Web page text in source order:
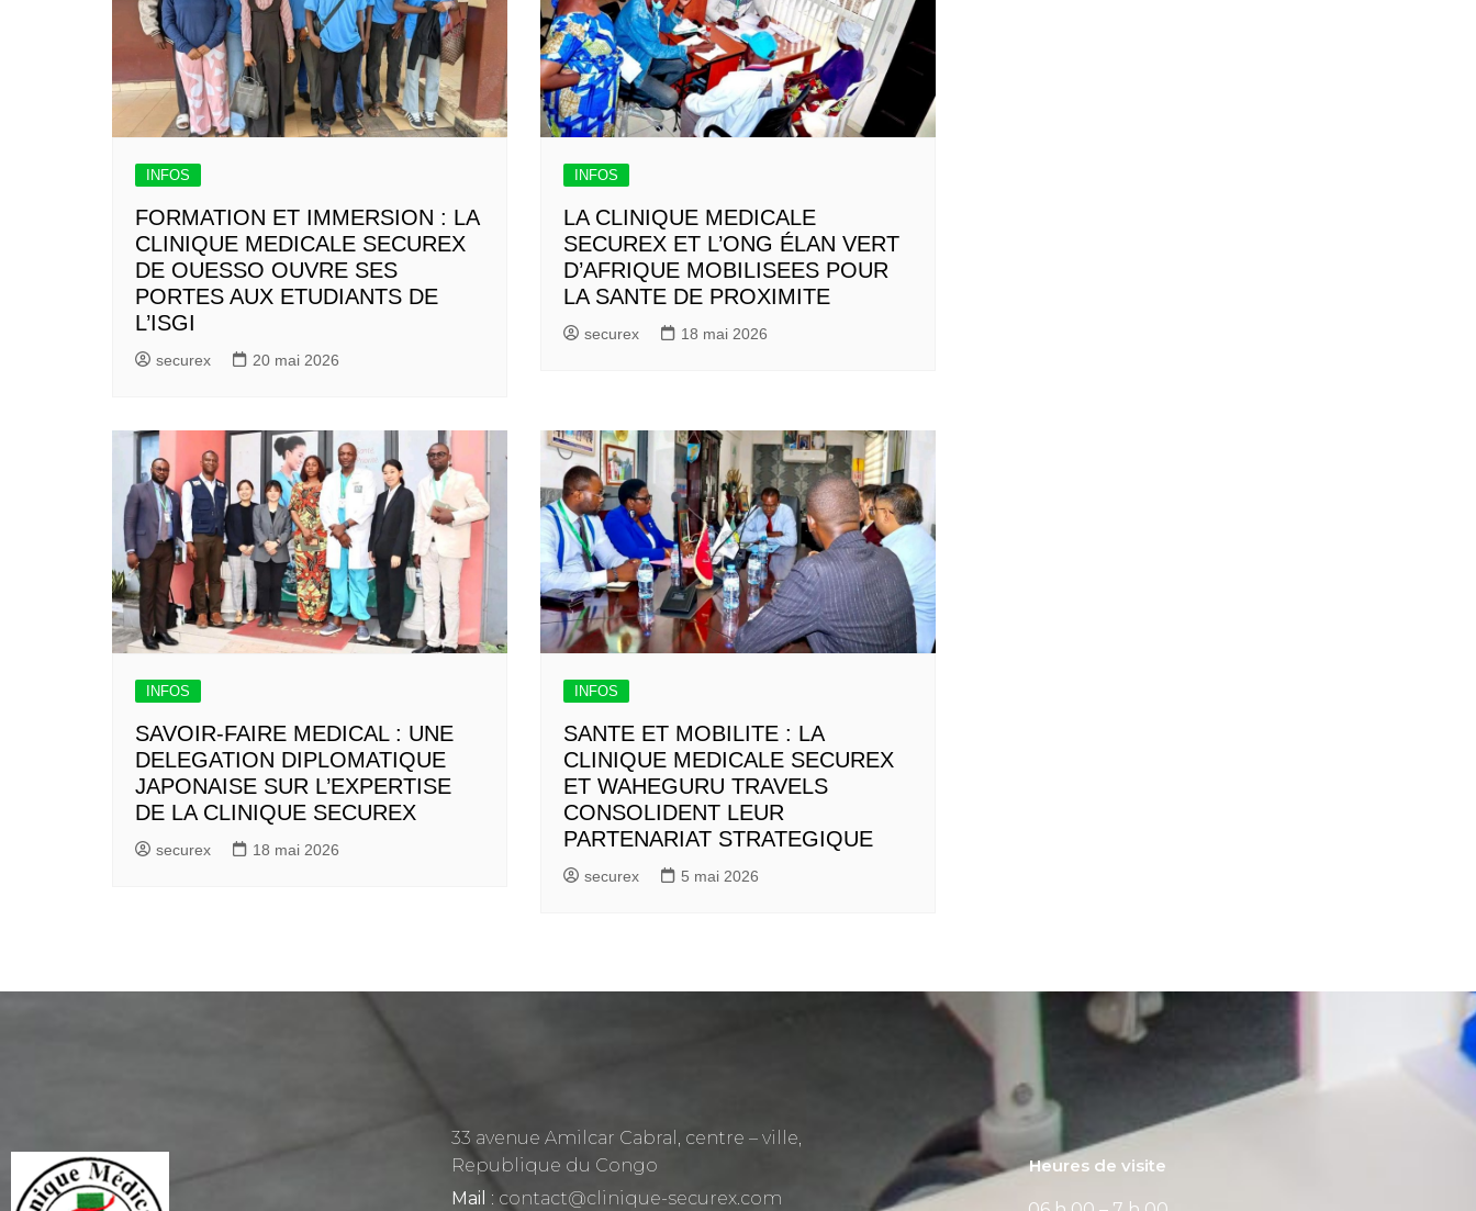
INFOS
FORMATION ET IMMERSION : LA
CLINIQUE MEDICALE SECUREX
DE OUESSO OUVRE SES
PORTES AUX ETUDIANTS DE
L’ISGI
securex 20 mai 2026
INFOS
LA CLINIQUE MEDICALE
SECUREX ET L’ONG ÉLAN VERT
D’AFRIQUE MOBILISEES POUR
LA SANTE DE PROXIMITE
securex 18 mai 2026
INFOS
SAVOIR-FAIRE MEDICAL : UNE
DELEGATION DIPLOMATIQUE
JAPONAISE SUR L’EXPERTISE
DE LA CLINIQUE SECUREX
securex 18 mai 2026
INFOS
SANTE ET MOBILITE : LA
CLINIQUE MEDICALE SECUREX
ET WAHEGURU TRAVELS
CONSOLIDENT LEUR
PARTENARIAT STRATEGIQUE
securex 5 mai 2026
33 avenue Amilcar Cabral, centre – ville,
Republique du Congo
Mail : contact@clinique-securex.com
Heures de visite